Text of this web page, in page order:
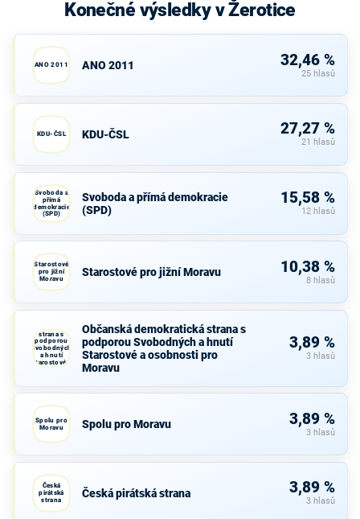
Konečné výsledky v Žerotice
ANO 2011 ANO 2011 32,46 %
25 hlasů
KDU-ČSL KDU-ČSL 27,27 %
21 hlasů
Svoboda a
přímá
demokracie
(SPD)
Svoboda a přímá demokracie
(SPD)
15,58 %
12 hlasů
Starostové
pro jižní
Moravu
Starostové pro jižní Moravu 10,38 %
8 hlasů
strana s
podporou
Svobodných
a hnutí
Starostové a
osobnosti
Občanská demokratická strana s
podporou Svobodných a hnutí
Starostové a osobnosti pro
Moravu
3,89 %
3 hlasů
Spolu pro
Moravu
Spolu pro Moravu 3,89 %
3 hlasů
Česká
pirátská
strana
Česká pirátská strana 3,89 %
3 hlasů